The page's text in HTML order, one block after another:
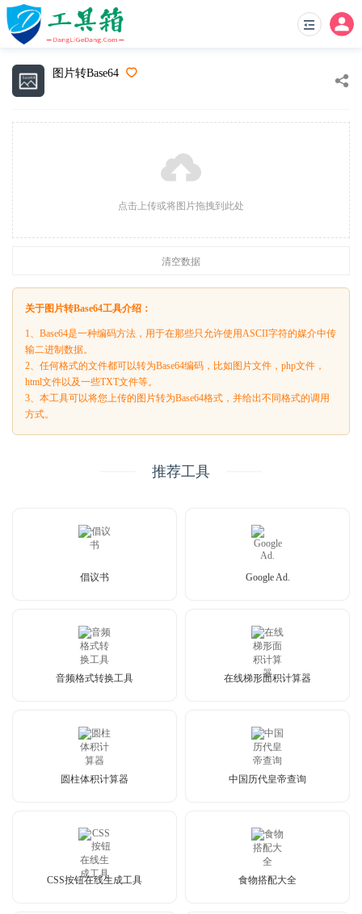
图片转Base64
点击上传或将图片拖拽到此处
清空数据
关于图片转Base64工具介绍：
1、Base64是一种编码方法，用于在那些只允许使用ASCII字符的媒介中传
输二进制数据。
2、任何格式的文件都可以转为Base64编码，比如图片文件，php文件，
html文件以及一些TXT文件等。
3、本工具可以将您上传的图片转为Base64格式，并给出不同格式的调用
方式。
推荐工具
倡议书 Google Ad.
音频格式转换工具 在线梯形面积计算器
圆柱体积计算器 中国历代皇帝查询
CSS按钮在线生成工具 食物搭配大全